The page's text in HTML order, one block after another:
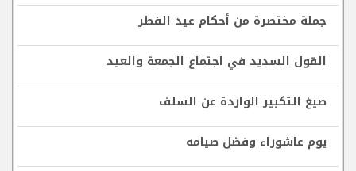
جملة مختصرة من أحكام عيد الفطر
القول السديد في اجتماع الجمعة والعيد
صيغ التكبير الواردة عن السلف
يوم عاشوراء وفضل صيامه